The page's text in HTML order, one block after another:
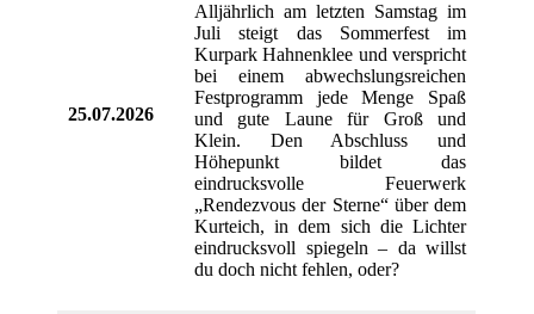
25.07.2026
Alljährlich am letzten Samstag im
Juli steigt das Sommerfest im
Kurpark Hahnenklee und verspricht
bei einem abwechslungsreichen
Festprogramm jede Menge Spaß
und gute Laune für Groß und
Klein. Den Abschluss und
Höhepunkt bildet das
eindrucksvolle Feuerwerk
„Rendezvous der Sterne“ über dem
Kurteich, in dem sich die Lichter
eindrucksvoll spiegeln – da willst
du doch nicht fehlen, oder?